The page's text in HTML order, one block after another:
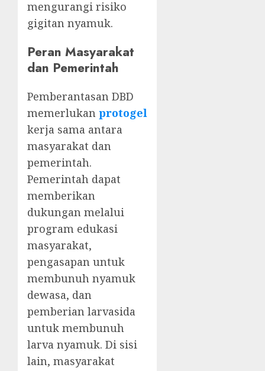
mengurangi risiko
gigitan nyamuk.
Peran Masyarakat
dan Pemerintah
Pemberantasan DBD
memerlukan protogel
kerja sama antara
masyarakat dan
pemerintah.
Pemerintah dapat
memberikan
dukungan melalui
program edukasi
masyarakat,
pengasapan untuk
membunuh nyamuk
dewasa, dan
pemberian larvasida
untuk membunuh
larva nyamuk. Di sisi
lain, masyarakat